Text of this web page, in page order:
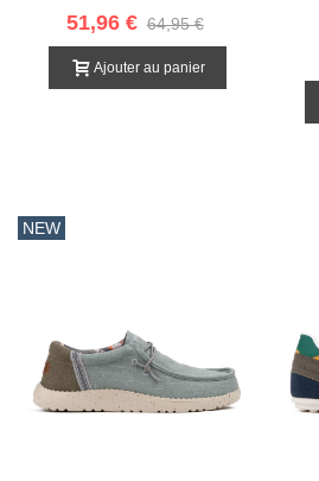
51,96 € 64,95 €
Ajouter au panier
NEW